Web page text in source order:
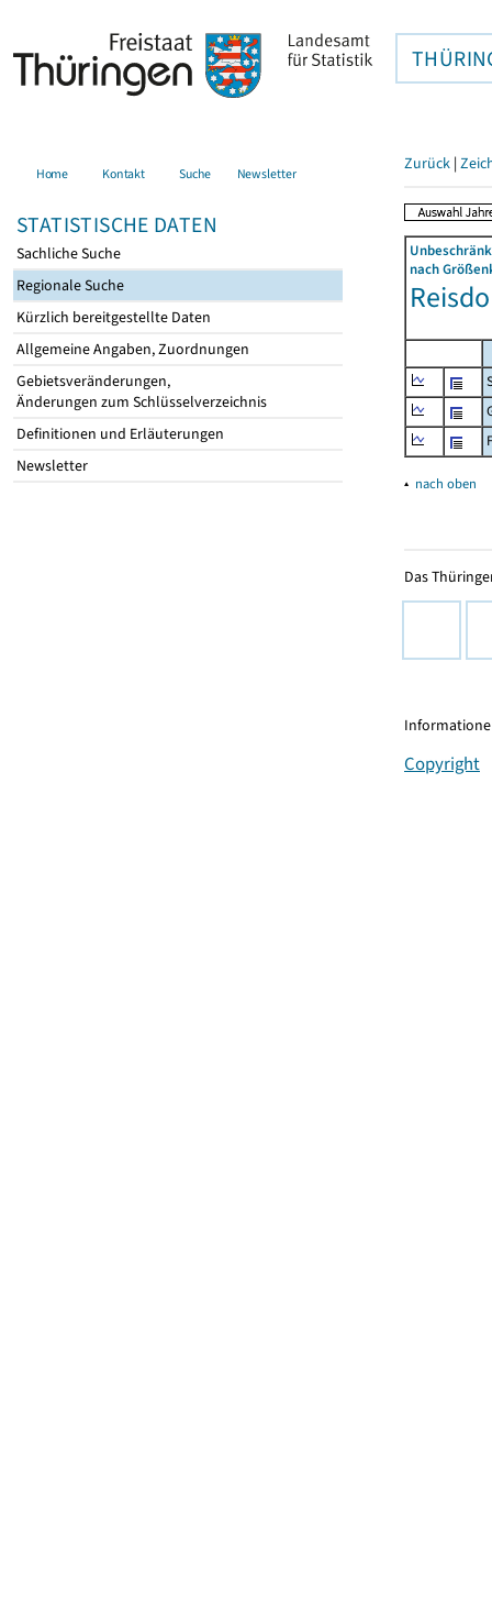
Home Kontakt Suche Newsletter
STATISTISCHE DATEN
Sachliche Suche
Regionale Suche
Kürzlich bereitgestellte Daten
Allgemeine Angaben, Zuordnungen
Gebietsveränderungen,
Änderungen zum Schlüsselverzeichnis
Definitionen und Erläuterungen
Newsletter
Zurück |
nach
▴ nach oben
Das
Copyright